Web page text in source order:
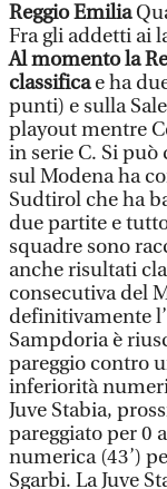
Reggio Emilia
Fra gli addetti ai
Al momento la
classificae ha
punti) e sulla
playout mentre
in serie C. Si può
sul Modena ha
Sudtirol che ha
due partite e
squadre sono
anche risultati
consecutiva del
definitivamente
Sampdoria è
pareggio contro
inferiorità
Juve Stabia,
pareggiato per 0
numerica (43’)
Sgarbi. La Juve